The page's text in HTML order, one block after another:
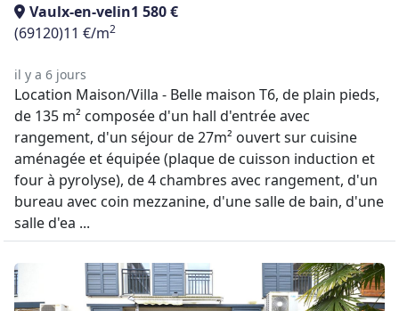
Vaulx-en-velin1 580 €
(69120)11 €/m2
il y a 6 jours
Location Maison/Villa - Belle maison T6, de plain pieds,
de 135 m² composée d'un hall d'entrée avec
rangement, d'un séjour de 27m² ouvert sur cuisine
aménagée et équipée (plaque de cuisson induction et
four à pyrolyse), de 4 chambres avec rangement, d'un
bureau avec coin mezzanine, d'une salle de bain, d'une
salle d'ea ...